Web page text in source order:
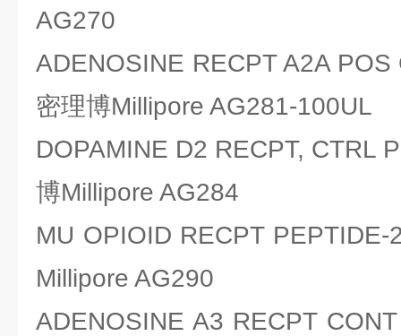
AG270
ADENOSINE RECPT A2A
密理博Millipore AG281-100UL
DOPAMINE D2 RECPT, CTRL
博Millipore AG284
MU OPIOID RECPT
Millipore AG290
ADENOSINE A3 RECPT